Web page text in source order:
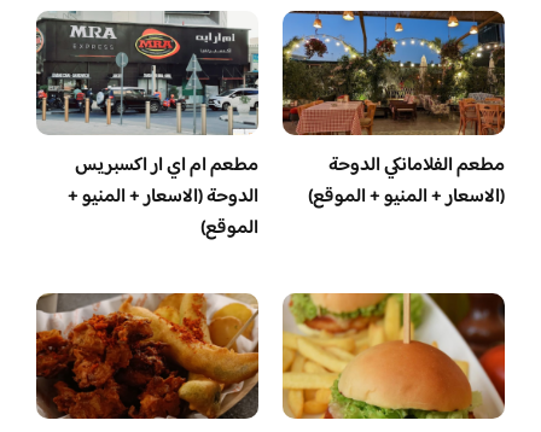
مطعم الفلامانكي الدوحة
(الاسعار + المنيو + الموقع)
مطعم ام اي ار اكسبريس
الدوحة (الاسعار + المنيو +
الموقع)